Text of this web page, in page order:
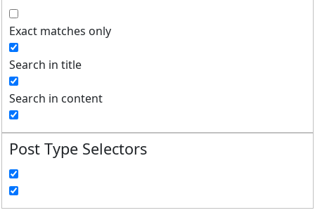
Exact matches only
Search in title
Search in content
Post Type Selectors